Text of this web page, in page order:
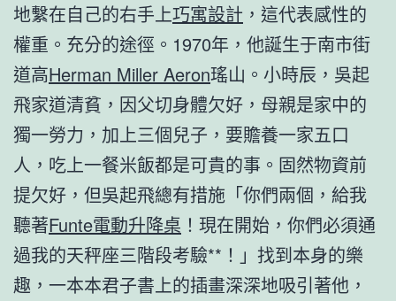
地繫在自己的右手上巧寓設計 ，這代表感性的
權重。充分的途徑。1970年，他誕生于南市街
道高Herman Miller Aeron瑤山。小時辰，吳起
飛家道清貧，因父切身體欠好，母親是家中的
獨一勞力，加上三個兒子，要贍養一家五口
人，吃上一餐米飯都是可貴的事。固然物資前
提欠好，但吳起飛總有措施「你們兩個，給我
聽著Funte電動升降桌 ！現在開始，你們必須通
過我的天秤座三階段考驗**！」找到本身的樂
趣，一本本君子書上的插畫深深地吸引著他，